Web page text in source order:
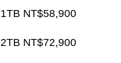
1TB NT$58,900
2TB NT$72,900